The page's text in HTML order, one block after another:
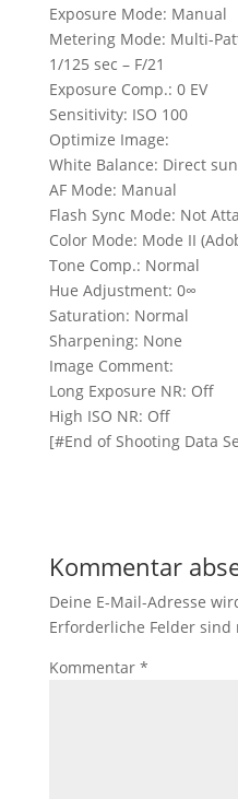
Exposure Mode: Manual
Metering Mode: Multi-
1/125 sec – F/21
Exposure Comp.: 0 EV
Sensitivity: ISO 100
Optimize Image:
White Balance: Direct
AF Mode: Manual
Flash Sync Mode: Not
Color Mode: Mode II
Tone Comp.: Normal
Hue Adjustment: 0∞
Saturation: Normal
Sharpening: None
Image Comment:
Long Exposure NR: Off
High ISO NR: Off
[#End of Shooting Data
Kommentar
Deine E-Mail-Adresse
Erforderliche Felder sind
Kommentar *